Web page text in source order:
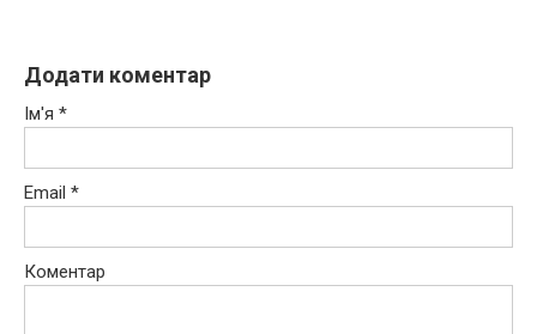
Додати коментар
Ім'я *
Email *
Коментар